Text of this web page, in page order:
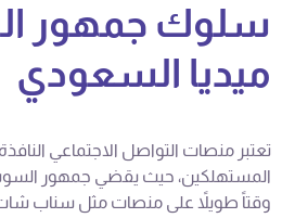
سلوك جمهور
ميديا السعودي
تعتبر منصات التواصل الاجتماعي
المستهلكين، حيث يقضي جمهور
وقتاً طويلاً على منصات مثل سناب شات